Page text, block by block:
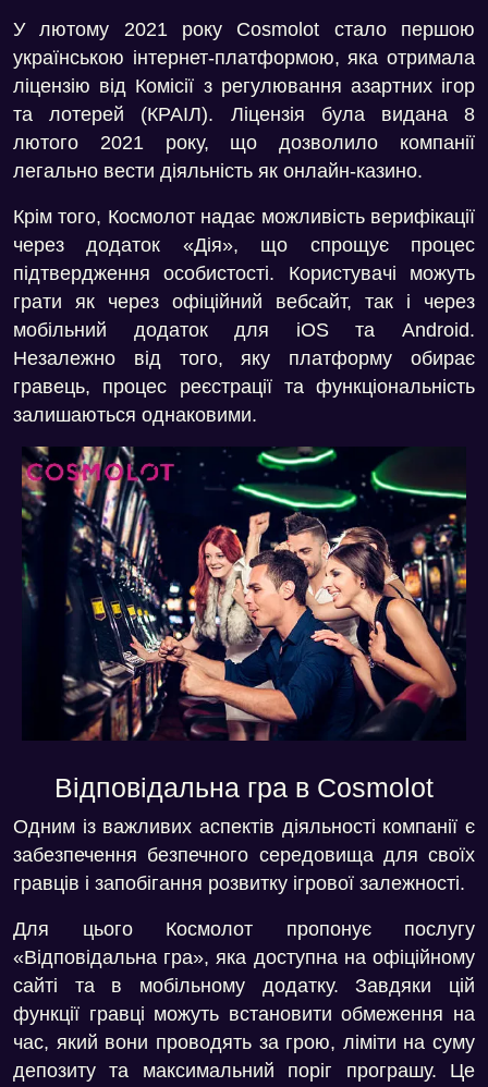
У лютому 2021 року Cosmolot стало першою
українською інтернет-платформою, яка отримала
ліцензію від Комісії з регулювання азартних ігор
та лотерей (КРАІЛ). Ліцензія була видана 8
лютого 2021 року, що дозволило компанії
легально вести діяльність як онлайн-казино.
Крім того, Космолот надає можливість верифікації
через додаток «Дія», що спрощує процес
підтвердження особистості. Користувачі можуть
грати як через офіційний вебсайт, так і через
мобільний додаток для iOS та Android.
Незалежно від того, яку платформу обирає
гравець, процес реєстрації та функціональність
залишаються однаковими.
Відповідальна гра в Cosmolot
Одним із важливих аспектів діяльності компанії є
забезпечення безпечного середовища для своїх
гравців і запобігання розвитку ігрової залежності.
Для цього Космолот пропонує послугу
«Відповідальна гра», яка доступна на офіційному
сайті та в мобільному додатку. Завдяки цій
функції гравці можуть встановити обмеження на
час, який вони проводять за грою, ліміти на суму
депозиту та максимальний поріг програшу. Це